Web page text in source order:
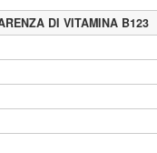
DI VITAMINA B123